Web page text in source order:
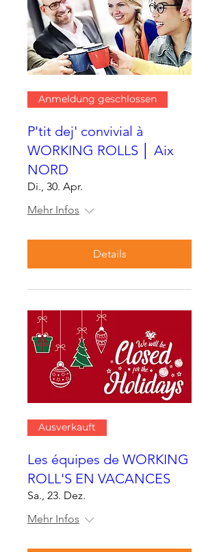
Anmeldung geschlossen
P'tit dej' convivial à
WORKING ROLLS │ Aix
NORD
Di., 30. Apr.
Mehr Infos
Details
Ausverkauft
Les équipes de WORKING
ROLL'S EN VACANCES
Sa., 23. Dez.
Mehr Infos